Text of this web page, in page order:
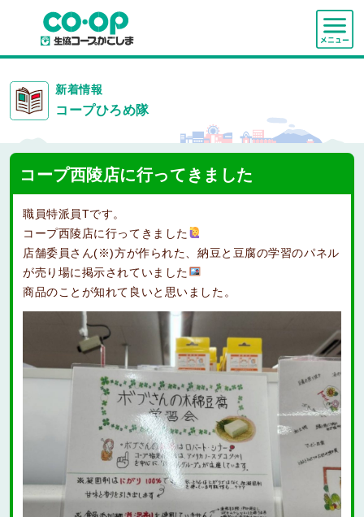
新着情報
コープひろめ隊
コープ西陵店に行ってきました
職員特派員Tです。
コープ西陵店に行ってきました
店舗委員さん(※)方が作られた、納豆と豆腐の学習のパネル
が売り場に掲示されていました
商品のことが知れて良いと思いました。